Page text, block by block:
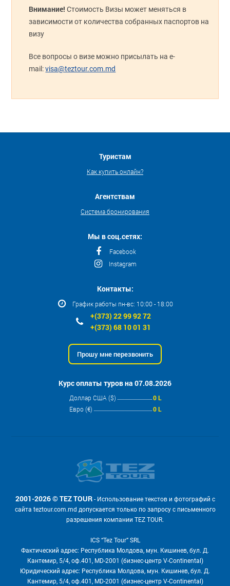
Внимание! Стоимость Визы может меняться в
зависимости от количества собранных паспортов на
визу
Все вопросы о визе можно присылать на e-
mail:visa@teztour.com.md
Туристам
Как купить онлайн?
Агентствам
Система бронирования
Мы в соц.сетях:
Facebook
Instagram
Контакты:
График работы пн-вс: 10:00 - 18:00
+(373) 22 99 92 72
+(373) 68 10 01 31
Прошу мне перезвонить
Курс оплаты туров на 07.08.2026
Доллар США ($)
0 L
Евро (€)
0 L
2001-2026 © TEZ TOUR- Использование текстов и фотографий с
сайта teztour.com.md допускается только по запросу с письменного
разрешения компании TEZ TOUR.
ICS “Tez Tour” SRL
Фактический адрес: Республика Молдова, мун. Кишинев, бул. Д.
Кантемир, 5/4, оф.401, MD-2001 (бизнес-центр V-Continental)
Юридический адрес: Республика Молдова, мун. Кишинев, бул. Д.
Кантемир, 5/4, оф.401, MD-2001 (бизнес-центр V-Continental)